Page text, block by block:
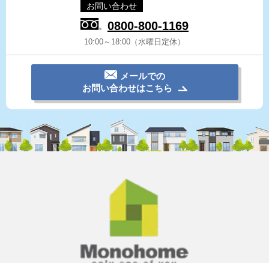
お問い合わせ
0800-800-1169
10:00～18:00（水曜日定休）
メールでの
お問い合わせはこちら